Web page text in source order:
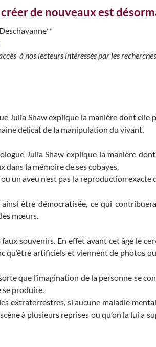
de nouveaux est
à nos lecteurs intéressés par les
Julia Shaw explique la manière dont elle
délicat de la manipulation du vivant.
Julia Shaw explique la manière
dans la mémoire de ses cobayes.
un aveu n’est pas la reproduction exacte
être démocratisée, ce qui
mœurs.
souvenirs. En effet avant cet âge le
artificiels et viennent de photos
que l’imagination de la personne se
se produire.
extraterrestres, si aucune maladie
à plusieurs reprises ou qu’on la lui a